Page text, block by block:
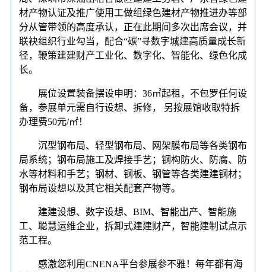
材产物认证及推广使用工做组绿色建材产物推进办等部
分从管带领的高度承认，正在此期间多次出席会议，并
联袂组织行业勾当，配合“碳”寻数字城建高质量成长新
径，鞭策建建财产工业化、数字化、智能化、绿色化成
长。
展位设置装备摆设申明：36㎡起租，不包罗任何设
备，参展单元需自行设想、拆修， 另按展馆收取特拆
办理费50元/㎡！
沉型钢布局、轻型钢布局、网架膜布局等各类钢布
局系统；钢布局施工及焊接手艺；钢构防火、防腐、防
水等材料和手艺；钢材、钢板、钢管等各类建建钢材；
钢布局设想以及其它相关配套产物等。
建建设想、数字设想、BIM、智能出产、智能施
工、聪慧运维企业，拆卸式建建财产，智能建制试点示
范工程。
感激您利用CNENA平台参展参不雅！每年都有海